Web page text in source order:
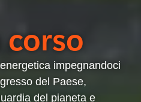
corso
impegnandoci
del Paese,
del pianeta e